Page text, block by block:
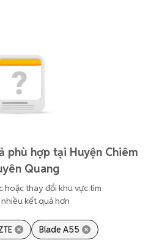
phù hợp tại Huyện Chiêm
Quang
hoặc thay đổi khu vực tìm
kết quả hơn
Blade A55